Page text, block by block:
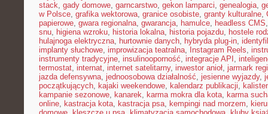
stack, gady domowe, garncarstwo, gekon lamparci, genealogia,
w Polsce, grafika wektorowa, granice osobiste, granty kulturalne,
papierowe, gwara regionalna, gwarancja, hamulce, headless CMS
snu, higiena wzroku, historia lokalna, historia pojazdu, hostele
hulajnoga elektryczna, hurtownie danych, hybryda plug-in,
implanty słuchowe, improwizacja teatralna, Instagram Reels,
instrumenty tradycyjne, insulinooporność, integracje API ,
termostat, internat, internet satelitarny, inwestor anioł, jarmark
jazda defensywna, jednoosobowa działalność, jesienne wyjazdy,
początkujących, kajaki weekendowe, kalendarz publikacji,
kampanie sezonowe, kanarek, karma mokra dla kota, karma
online, kastracja kota, kastracja psa, kempingi nad morzem,